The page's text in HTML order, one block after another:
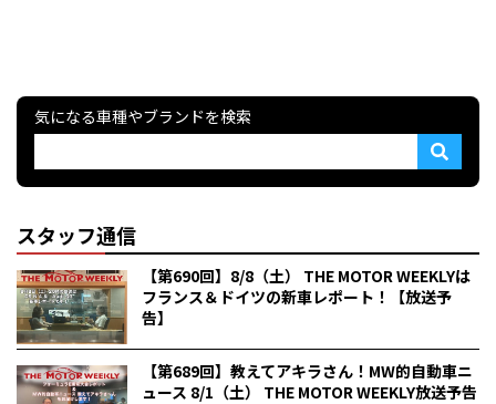
気になる車種やブランドを検索
スタッフ通信
【第690回】8/8（土） THE MOTOR WEEKLYは
フランス＆ドイツの新車レポート！【放送予
告】
【第689回】教えてアキラさん！MW的自動車ニ
ュース 8/1（土） THE MOTOR WEEKLY放送予告